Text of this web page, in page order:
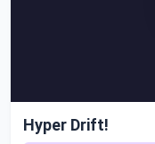
Hyper Drift!